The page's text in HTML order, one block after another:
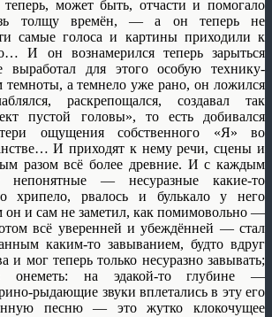
может быть, отчасти и помогало
толщу времён, — а он теперь не
самые голоса и картины приходили к
И он вознамерился теперь зарыться
для этого особую технику-
темноты, а темнело уже рано, он ложился
раскрепощался, создавал так
пустой головы», то есть добивался
ощущения собственного «Я» во
И приходят к нему речи, сцены и
разом всё более древние. И с каждым
непонятные — несуразные какие-то
хрипело, рвалось и булькало у него
и сам не заметил, как помимовольно —
всё уверенней и убеждённей — стал
каким-то завыванием, будто вдруг
и мог теперь только несуразно завывать;
онеметь: на эдакой-то глубине —
рыдающие звуки вплетались в эту его
песню — это жутко клокочущее